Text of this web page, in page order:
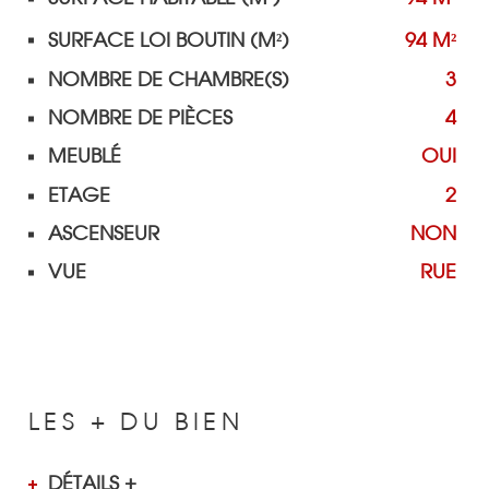
SURFACE LOI BOUTIN (M²) 94 M²
NOMBRE DE CHAMBRE(S)
3
NOMBRE DE PIÈCES
4
MEUBLÉ
OUI
ETAGE
2
ASCENSEUR
NON
VUE
RUE
LES + DU BIEN
DÉTAILS +